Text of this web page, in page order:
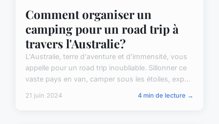
Comment organiser un
camping pour un road trip à
travers l'Australie?
L'Australie, terre d'aventure et d'immensité, vous
appelle pour un road trip inoubliable. Sillonner ce
vaste pays en van, camper sous les étoiles, exp...
21 juin 2024 4 min de lecture →